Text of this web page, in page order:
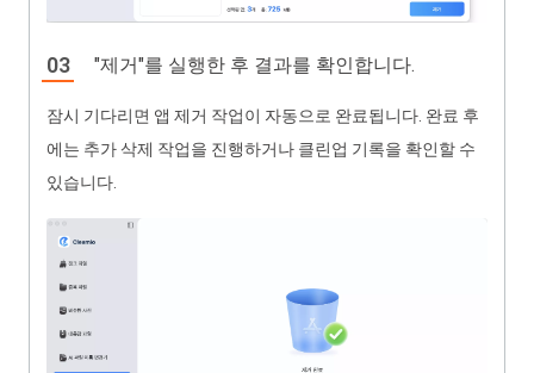
"제거"를 실행한 후 결과를 확인합니다.
잠시 기다리면 앱 제거 작업이 자동으로 완료됩니다. 완료 후
에는 추가 삭제 작업을 진행하거나 클린업 기록을 확인할 수
있습니다.